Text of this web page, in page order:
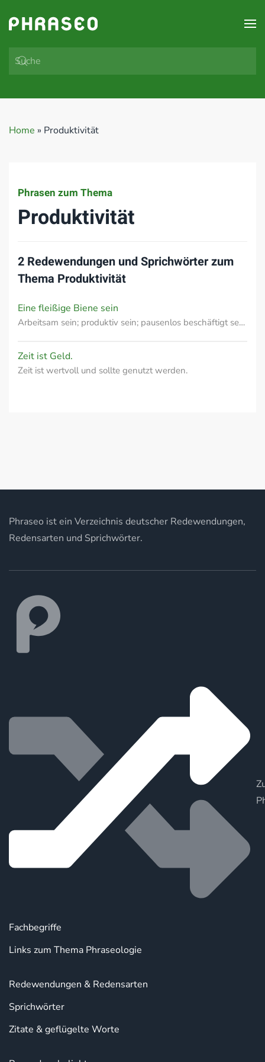
Zum Hauptinhalt springen
Home » Produktivität
Phrasen zum Thema
Produktivität
2 Redewendungen und Sprichwörter zum
Thema Produktivität
Eine fleißige Biene sein
Arbeitsam sein; produktiv sein; pausenlos beschäftigt se…
Zeit ist Geld.
Zeit ist wertvoll und sollte genutzt werden.
Phraseo ist ein Verzeichnis deutscher Redewendungen,
Redensarten und Sprichwörter.
Fachbegriffe
Links zum Thema Phraseologie
Redewendungen & Redensarten
Sprichwörter
Zitate & geflügelte Worte